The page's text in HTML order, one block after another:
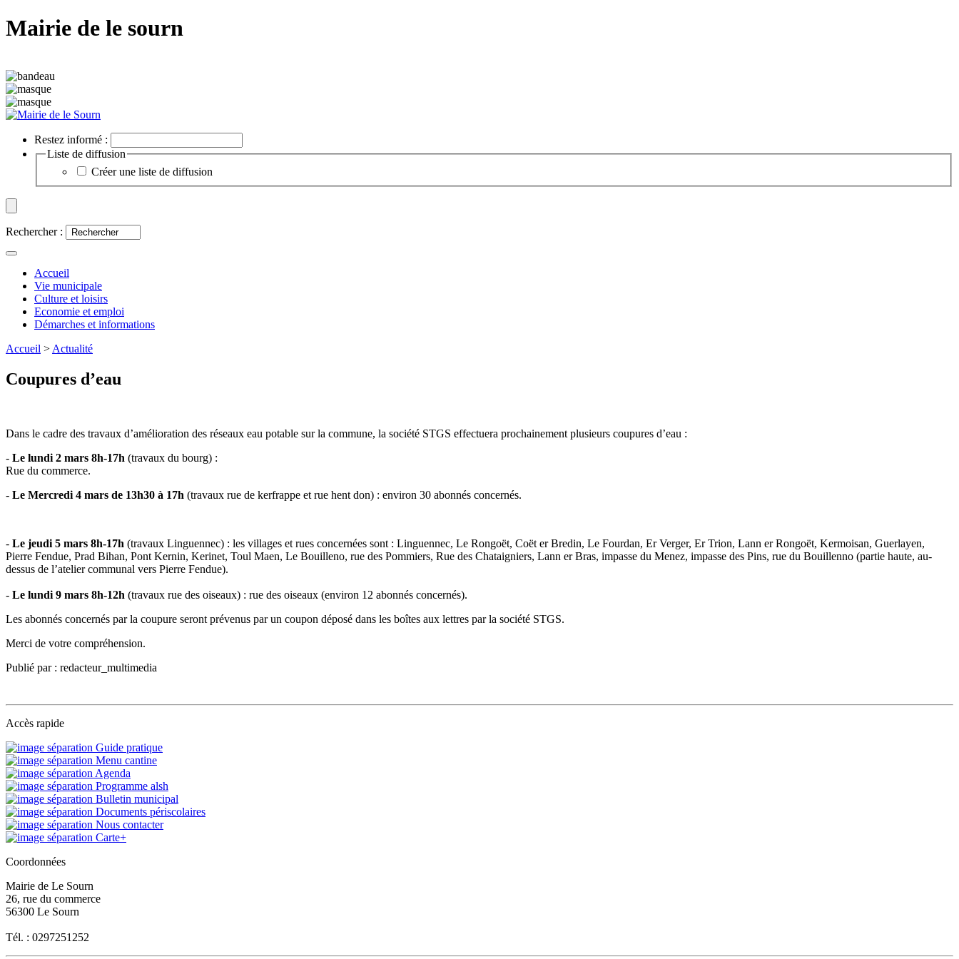
Mairie de le sourn
Restez informé :
Liste de diffusion
Créer une liste de diffusion
Rechercher :
Accueil
Vie municipale
Culture et loisirs
Economie et emploi
Démarches et informations
Accueil >Actualité
Coupures d’eau
Dans le cadre des travaux d’amélioration des réseaux eau potable sur la commune, la société STGS effectuera prochainement plusieurs coupures d’eau :
- Le lundi 2 mars 8h-17h (travaux du bourg) :
Rue du commerce.
- Le Mercredi 4 mars de 13h30 à 17h (travaux rue de kerfrappe et rue hent don) : environ 30 abonnés concernés.
- Le jeudi 5 mars 8h-17h (travaux Linguennec) : les villages et rues concernées sont : Linguennec, Le Rongoët, Coët er Bredin, Le Fourdan, Er Verger, Er Trion, Lann er Rongoët, Kermoisan, Guerlayen,
Pierre Fendue, Prad Bihan, Pont Kernin, Kerinet, Toul Maen, Le Bouilleno, rue des Pommiers, Rue des Chataigniers, Lann er Bras, impasse du Menez, impasse des Pins, rue du Bouillenno (partie haute, au-
dessus de l’atelier communal vers Pierre Fendue).
- Le lundi 9 mars 8h-12h (travaux rue des oiseaux) : rue des oiseaux (environ 12 abonnés concernés).
Les abonnés concernés par la coupure seront prévenus par un coupon déposé dans les boîtes aux lettres par la société STGS.
Merci de votre compréhension.
Publié par : redacteur_multimedia
Accès rapide
Guide pratique
Menu cantine
Agenda
Programme alsh
Bulletin municipal
Documents périscolaires
Nous contacter
Carte+
Coordonnées
Mairie de Le Sourn
26, rue du commerce
56300 Le Sourn
Tél. : 0297251252